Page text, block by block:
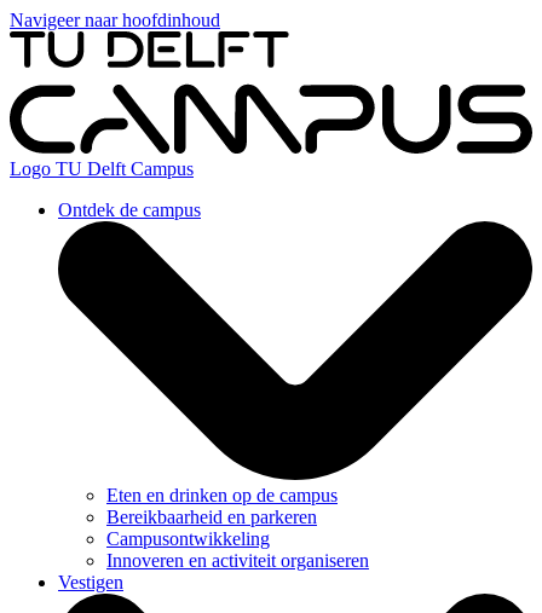
Navigeer naar hoofdinhoud
Logo TU Delft Campus
Ontdek de campus
Eten en drinken op de campus
Bereikbaarheid en parkeren
Campusontwikkeling
Innoveren en activiteit organiseren
Vestigen